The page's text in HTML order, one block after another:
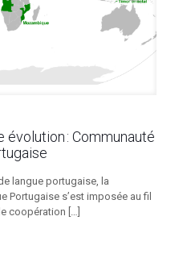
évolution : Communauté
langue portugaise, la
Portugaise s’est imposée au fil
coopération […]